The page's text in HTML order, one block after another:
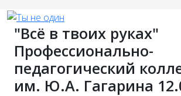
"Всё в твоих руках"
Профессионально-
педагогический
им. Ю.А. Гагарина